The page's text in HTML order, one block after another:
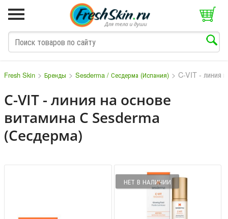
Fresh Skin > Бренды > Sesderma / Сесдерма (Испания) > C-VIT - линия
C-VIT - линия на основе
витамина C Sesderma
(Сесдерма)
НЕТ В НАЛИЧИИ
M N O P Q S T V W